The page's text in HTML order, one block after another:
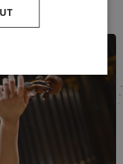
pro dechové nástroje